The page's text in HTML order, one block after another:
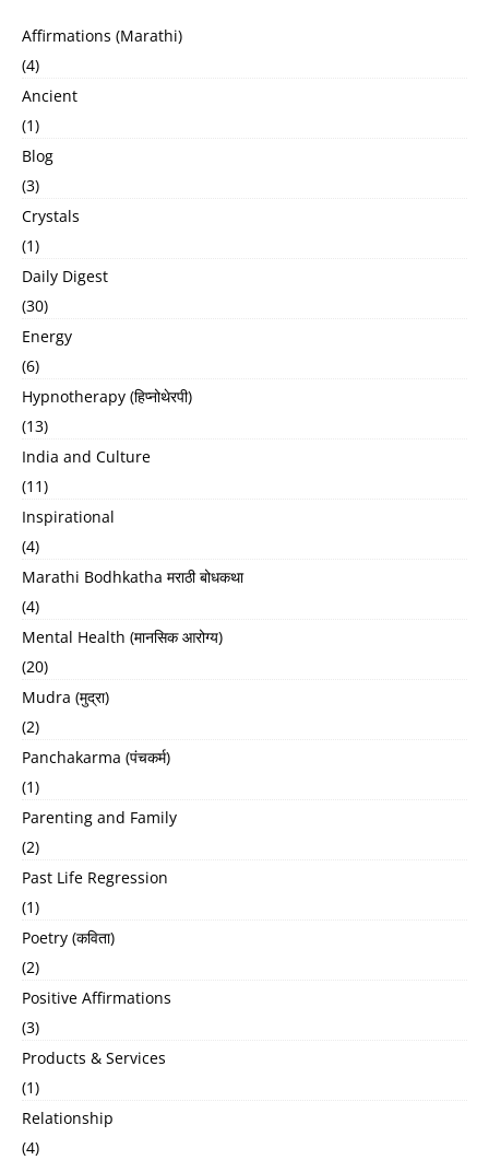
Affirmations (Marathi)
(4)
Ancient
(1)
Blog
(3)
Crystals
(1)
Daily Digest
(30)
Energy
(6)
Hypnotherapy (हिप्नोथेरपी)
(13)
India and Culture
(11)
Inspirational
(4)
Marathi Bodhkatha मराठी बोधकथा
(4)
Mental Health (मानसिक आरोग्य)
(20)
Mudra (मुद्रा)
(2)
Panchakarma (पंचकर्म)
(1)
Parenting and Family
(2)
Past Life Regression
(1)
Poetry (कविता)
(2)
Positive Affirmations
(3)
Products & Services
(1)
Relationship
(4)